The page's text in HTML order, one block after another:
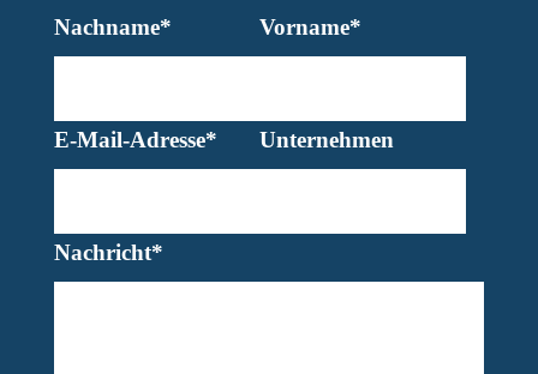
Nachname* Vorname*
E-Mail-Adresse* Unternehmen
Nachricht*